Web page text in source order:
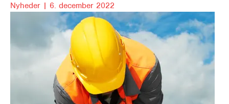
Nyheder | 6. december 2022